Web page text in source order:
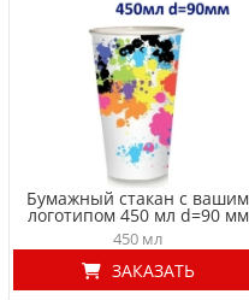
Бумажный стакан с вашим
логотипом 450 мл d=90 мм
450 мл
ЗАКАЗАТЬ